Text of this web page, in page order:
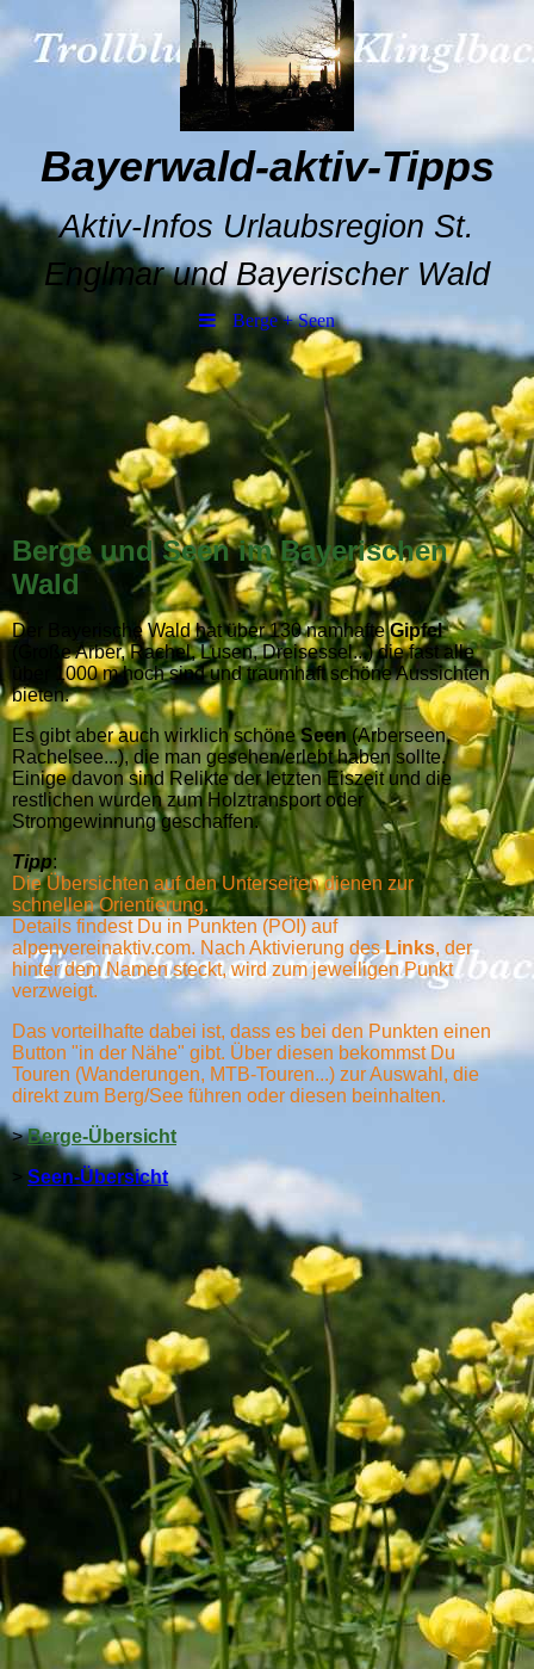
Bayerwald-aktiv-Tipps
Aktiv-Infos Urlaubsregion St.
Englmar und Bayerischer Wald
Berge + Seen
Berge und Seen im Bayerischen
Wald
Der Bayerische Wald hat über 130 namhafteGipfel
(Große Arber, Rachel, Lusen, Dreisessel...) die fast alle
über 1000 m hoch sind und traumhaft schöne Aussichten
bieten.
Es gibt aber auch wirklich schöneSeen (Arberseen,
Rachelsee...), die man gesehen/erlebt haben sollte.
Einige davon sind Relikte der letzten Eiszeit und die
restlichen wurden zum Holztransport oder
Stromgewinnung geschaffen.
Tipp:
Die Übersichten auf den Unterseiten dienen zur
schnellen Orientierung.
Details findest Du in Punkten (POI) auf
alpenvereinaktiv.com. Nach Aktivierung desLinks, der
hinter dem Namen steckt, wird zum jeweiligen Punkt
verzweigt.
Das vorteilhafte dabei ist, dass es bei den Punkten einen
Button "in der Nähe" gibt. Über diesen bekommst Du
Touren (Wanderungen, MTB-Touren...) zur Auswahl, die
direkt zum Berg/See führen oder diesen beinhalten.
>Berge-Übersicht
> Seen-Übersicht